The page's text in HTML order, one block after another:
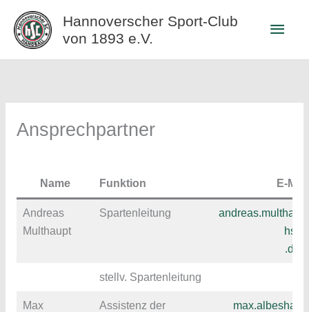
Inhalt
springen
Hannoverscher Sport-Club
von 1893 e.V.
Ansprechpartner
Name Funktion E-Mail
Andreas
Multhaupt
Spartenleitung
hsc
.de
stellv. Spartenleitung
Max
Assistenz der